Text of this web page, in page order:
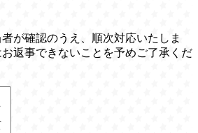
が確認のうえ、順次対応いたしま
返事できないことを予めご了承くだ